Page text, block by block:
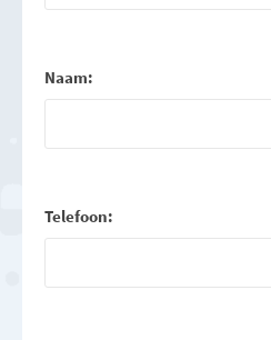
Naam:
Telefoon: